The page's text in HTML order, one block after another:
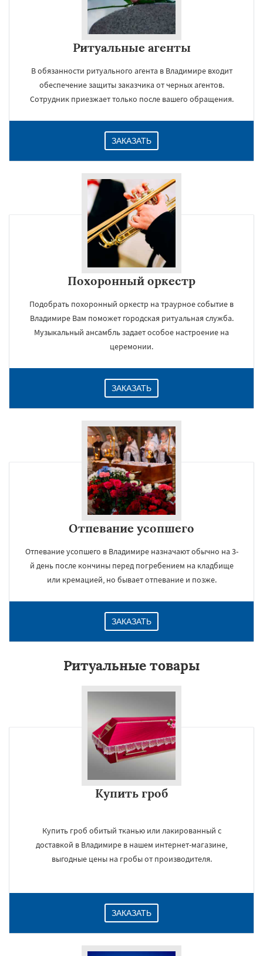
Ритуальные агенты
В обязанности ритуального агента в Владимире входит
обеспечение защиты заказчика от черных агентов.
Сотрудник приезжает только после вашего обращения.
ЗАКАЗАТЬ
Похоронный оркестр
Подобрать похоронный оркестр на траурное событие в
Владимире Вам поможет городская ритуальная служба.
Музыкальный ансамбль задает особое настроение на
церемонии.
ЗАКАЗАТЬ
Отпевание усопшего
Отпевание усопшего в Владимире назначают обычно на 3-
й день после кончины перед погребением на кладбище
или кремацией, но бывает отпевание и позже.
ЗАКАЗАТЬ
Ритуальные товары
Купить гроб
Купить гроб обитый тканью или лакированный с
доставкой в Владимире в нашем интернет-магазине,
выгодные цены на гробы от производителя.
ЗАКАЗАТЬ